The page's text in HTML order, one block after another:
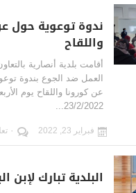
ندوة توعوية حول
واللقاح
أقامت بلدية أنصارية
العمل ضد الجوع بندوة
عن كورونا واللقاح يوم
23/2/2022...
فبراير 23, 2022 ٠ تعليقات
البلدية تبارك لإبن